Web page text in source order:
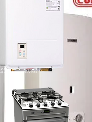
RUA PORTO FELIZ 371
- CASCADURA - COELHO
LEAL - ENGENHO DA
MADUREIRA - MARECHAL
- PAVUNA - PENHA
MIRANDA - TOMÁS COELHO
- VILA KOSMOS - VISTA